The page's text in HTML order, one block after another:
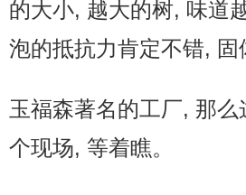
的大小, 越大的树, 味道
泡的抵抗力肯定不错,
玉福森著名的工厂, 那
个现场, 等着瞧。